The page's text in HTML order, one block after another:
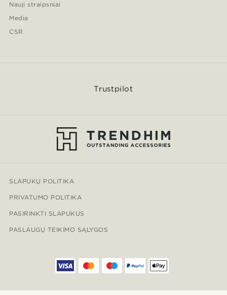
Nauji straipsniai
Media
CSR
Trustpilot
SLAPUKŲ POLITIKA
PRIVATUMO POLITIKA
PASIRINKTI SLAPUKUS
PASLAUGŲ TEIKIMO SĄLYGOS